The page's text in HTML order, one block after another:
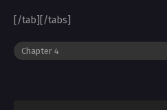
[/tab][/tabs]